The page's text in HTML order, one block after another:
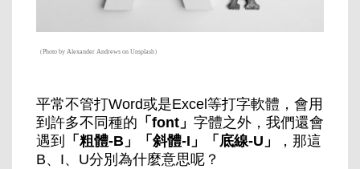
（Photo by Alexander Andrews on Unsplash）
平常不管打Word或是Excel等打字軟體，會用
到許多不同種的 「font」 字體之外，我們還會
遇到
「粗體-B」「斜體-I」「底線-U」
，那這
B、I、U分別為什麼意思呢？